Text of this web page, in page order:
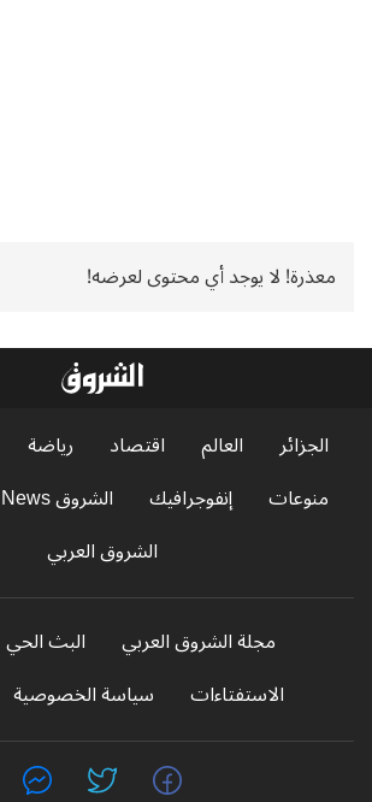
معذرة! لا يوجد أي محتوى لعرضه!
الجزائر العالم اقتصاد رياضة
منوعات
إنفوجرافيك الشروق News
الشروق العربي
مجلة الشروق العربي البث الحي
الاستفتاءات
سياسة الخصوصية